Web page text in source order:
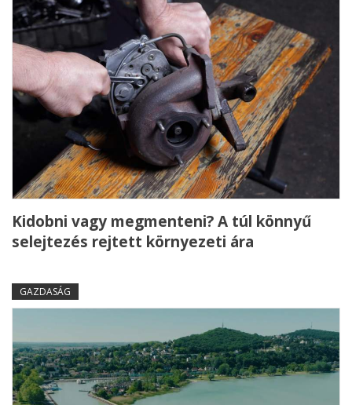
Kidobni vagy megmenteni? A túl könnyű
selejtezés rejtett környezeti ára
GAZDASÁG